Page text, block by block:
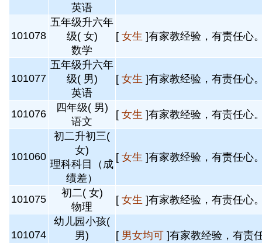
英语
101078
五年级升六年
级( 女)
数学
[ 女生 ]有家教经验，有责任心
101077
五年级升六年
级( 男)
英语
[ 女生 ]有家教经验，有责任心
101076
四年级( 男)
语文
[ 女生 ]有家教经验，有责任心
101060
初二升初三(
女)
理科科目（成
绩差）
[ 女生 ]有家教经验，有责任心
101075
初二( 女)
物理
[ 女生 ]有家教经验，有责任心
101074
幼儿园小孩(
男)
[ 男女均可 ]有家教经验，有责